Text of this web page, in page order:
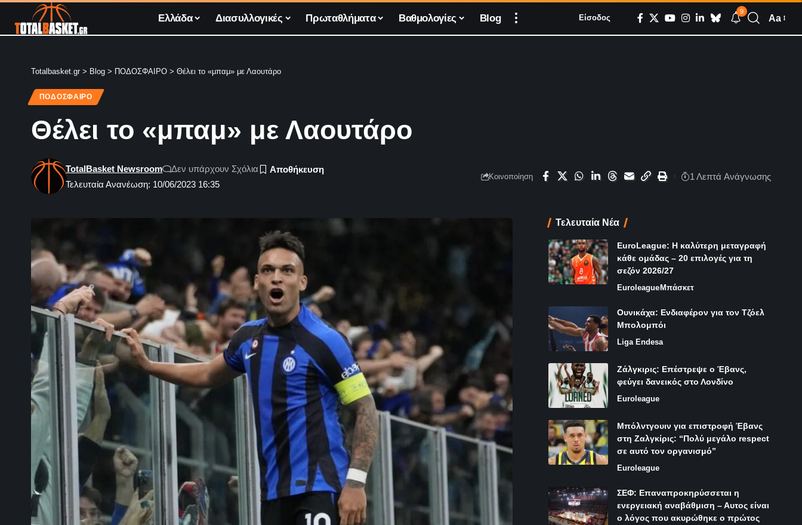
Ελλάδα Διασυλλογικές Πρωταθλήματα Βαθμολογίες Blog Είσοδος
9
Aa
Totalbasket.gr > Blog > ΠΟΔΟΣΦΑΙΡΟ > Θέλει το «μπαμ» με Λαουτάρο
ΠΟΔΟΣΦΑΙΡΟ
Θέλει το «μπαμ» με Λαουτάρο
Τελευταία Ανανέωση: 10/06/2023 16:35
TotalBasket Newsroom Δεν υπάρχουν Σχόλια
Κοινοποίηση 1 Λεπτά Aνάγνωσης
Τελευταία Νέα
EuroLeague: Η καλύτερη μεταγραφή
κάθε ομάδας – 20 επιλογές για τη
σεζόν 2026/27
EuroleagueΜπάσκετ
Ουνικάχα: Ενδιαφέρον για τον Τζόελ
Μπολομπόι
Liga Endesa
Ζάλγκιρις: Επέστρεψε ο Έβανς,
φεύγει δανεικός στο Λονδίνο
Euroleague
Μπόλντγουιν για επιστροφή Έβανς
στη Ζαλγκίρις: “Πολύ μεγάλο respect
σε αυτό τον οργανισμό”
Euroleague
ΣΕΦ: Επαναπροκηρύσσεται η
ενεργειακή αναβάθμιση – Αυτος είναι
ο λόγος που ακυρώθηκε ο πρώτος